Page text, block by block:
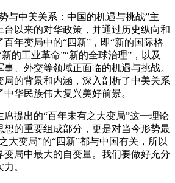
与中美关系：中国的机遇与挑战”主
台以来的对华政策，并通过历史纵向和
年变局中的“四新”，即“新的国际格
的工业革命”“新的全球治理”，以及
、外交等领域正面临的机遇与挑战。
局的背景和内涵，深入剖析了中美关系
华民族伟大复兴美好前景。
提出的“百年未有之大变局”这一理论
想的重要组成部分，更是对当今形势最
大变局”的“四新”都与中国有关，所以
变局中最大的自变量。我们要做好充分
。